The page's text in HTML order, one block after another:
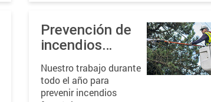
Prevención de
incendios
forestales
Nuestro trabajo durante
todo el año para
prevenir incendios